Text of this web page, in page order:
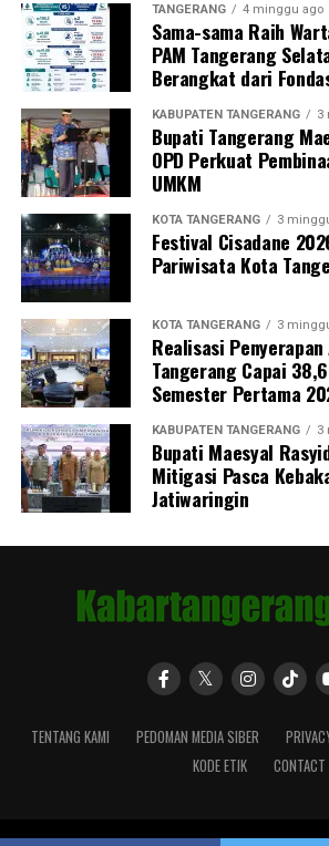
TANGERANG 4 minggu ago
Sama-sama Raih
PAM Tangerang
Berangkat dari
KABUPATEN TANGERANG 3
Bupati Tangerang
OPD Perkuat
UMKM
KOTA TANGERANG 3
Festival Cisadane
Pariwisata Kota
KOTA TANGERANG 3
Realisasi Penyerapan
Tangerang Capai
Semester Pertama
KABUPATEN TANGERANG 3
Bupati Maesyal
Mitigasi Pasca
Jatiwaringin
TENTANG KAMI PEDOMAN MEDIA SIBER
KODE ETIK
CONTACT